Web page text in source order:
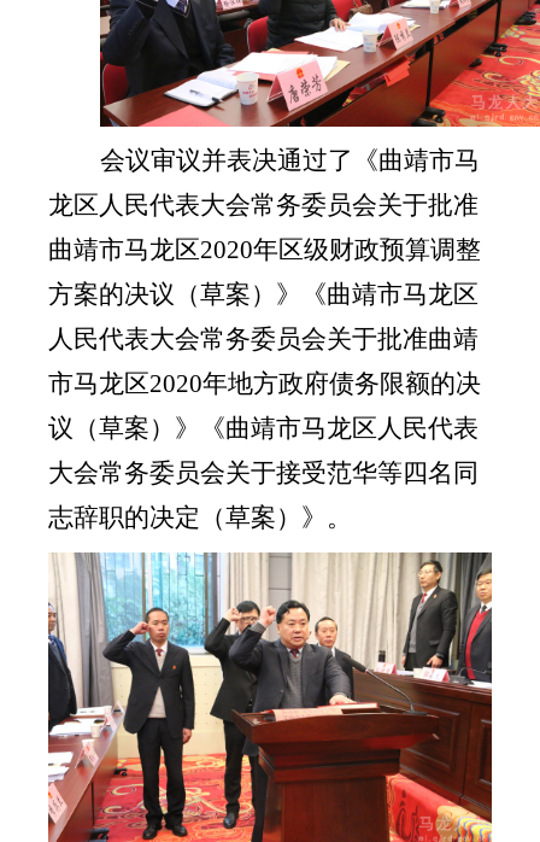
会议审议并表决通过了《曲靖市马
龙区人民代表大会常务委员会关于批准
曲靖市马龙区2020年区级财政预算调整
方案的决议（草案）》《曲靖市马龙区
人民代表大会常务委员会关于批准曲靖
市马龙区2020年地方政府债务限额的决
议（草案）》《曲靖市马龙区人民代表
大会常务委员会关于接受范华等四名同
志辞职的决定（草案）》。